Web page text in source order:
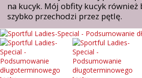
na kucyk. Mój obfity kucyk również
szybko przechodzi przez pętlę.